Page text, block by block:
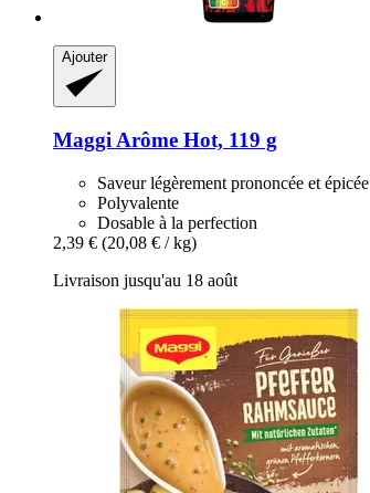
Ajouter
Maggi Arôme Hot, 119 g
Saveur légèrement prononcée et épicée
Polyvalente
Dosable à la perfection
2,39 € (20,08 € / kg)
Livraison jusqu'au 18 août